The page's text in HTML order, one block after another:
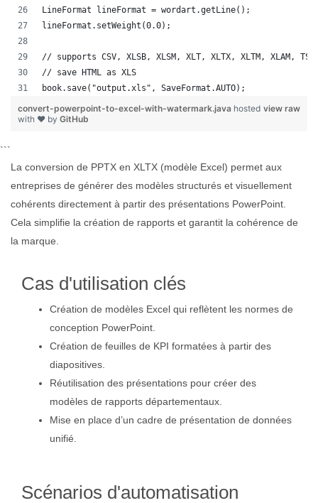
LineFormat lineFormat = wordart.getLine();
lineFormat.setWeight(0.0);
// supports CSV, XLSB, XLSM, XLT, XLTX, XLTM, XLAM,
// save HTML as XLS
book.save("output.xls", SaveFormat.AUTO);
view raw
convert-powerpoint-to-excel-with-watermark.java hosted
with ❤ by GitHub
```
La conversion de PPTX en XLTX (modèle Excel) permet aux
entreprises de générer des modèles structurés et visuellement
cohérents directement à partir des présentations PowerPoint.
Cela simplifie la création de rapports et garantit la cohérence de
la marque.
Cas d'utilisation clés
Création de modèles Excel qui reflètent les normes de
conception PowerPoint.
Création de feuilles de KPI formatées à partir des
diapositives.
Réutilisation des présentations pour créer des
modèles de rapports départementaux.
Mise en place d’un cadre de présentation de données
unifié.
Scénarios d'automatisation